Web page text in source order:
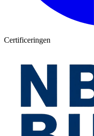
Certificeringen